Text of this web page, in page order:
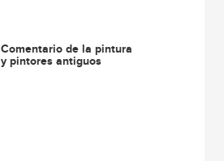
Comentario de la pintura
y pintores antiguos